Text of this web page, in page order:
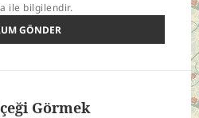
ile bilgilendir.
Görmek